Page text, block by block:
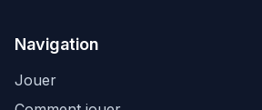
Navigation
Jouer